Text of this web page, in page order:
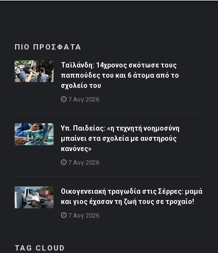
ΠΙΟ ΠΡΟΣΦΑΤΑ
Ταϊλάνδη: 14χρονος σκότωσε τους
παππούδες του και 6 άτομα από το
σχολείο του
7 Αυγ 2026
Υπ. Παιδείας: «η τεχνητή νοημοσύνη
μπαίνει στα σχολεία με αυστηρούς
κανόνες»
7 Αυγ 2026
Οικογενειακή τραγωδία στις Σέρρες: μαμά
και γιος έχασαν τη ζωή τους σε τροχαίο!
7 Αυγ 2026
TAG CLOUD